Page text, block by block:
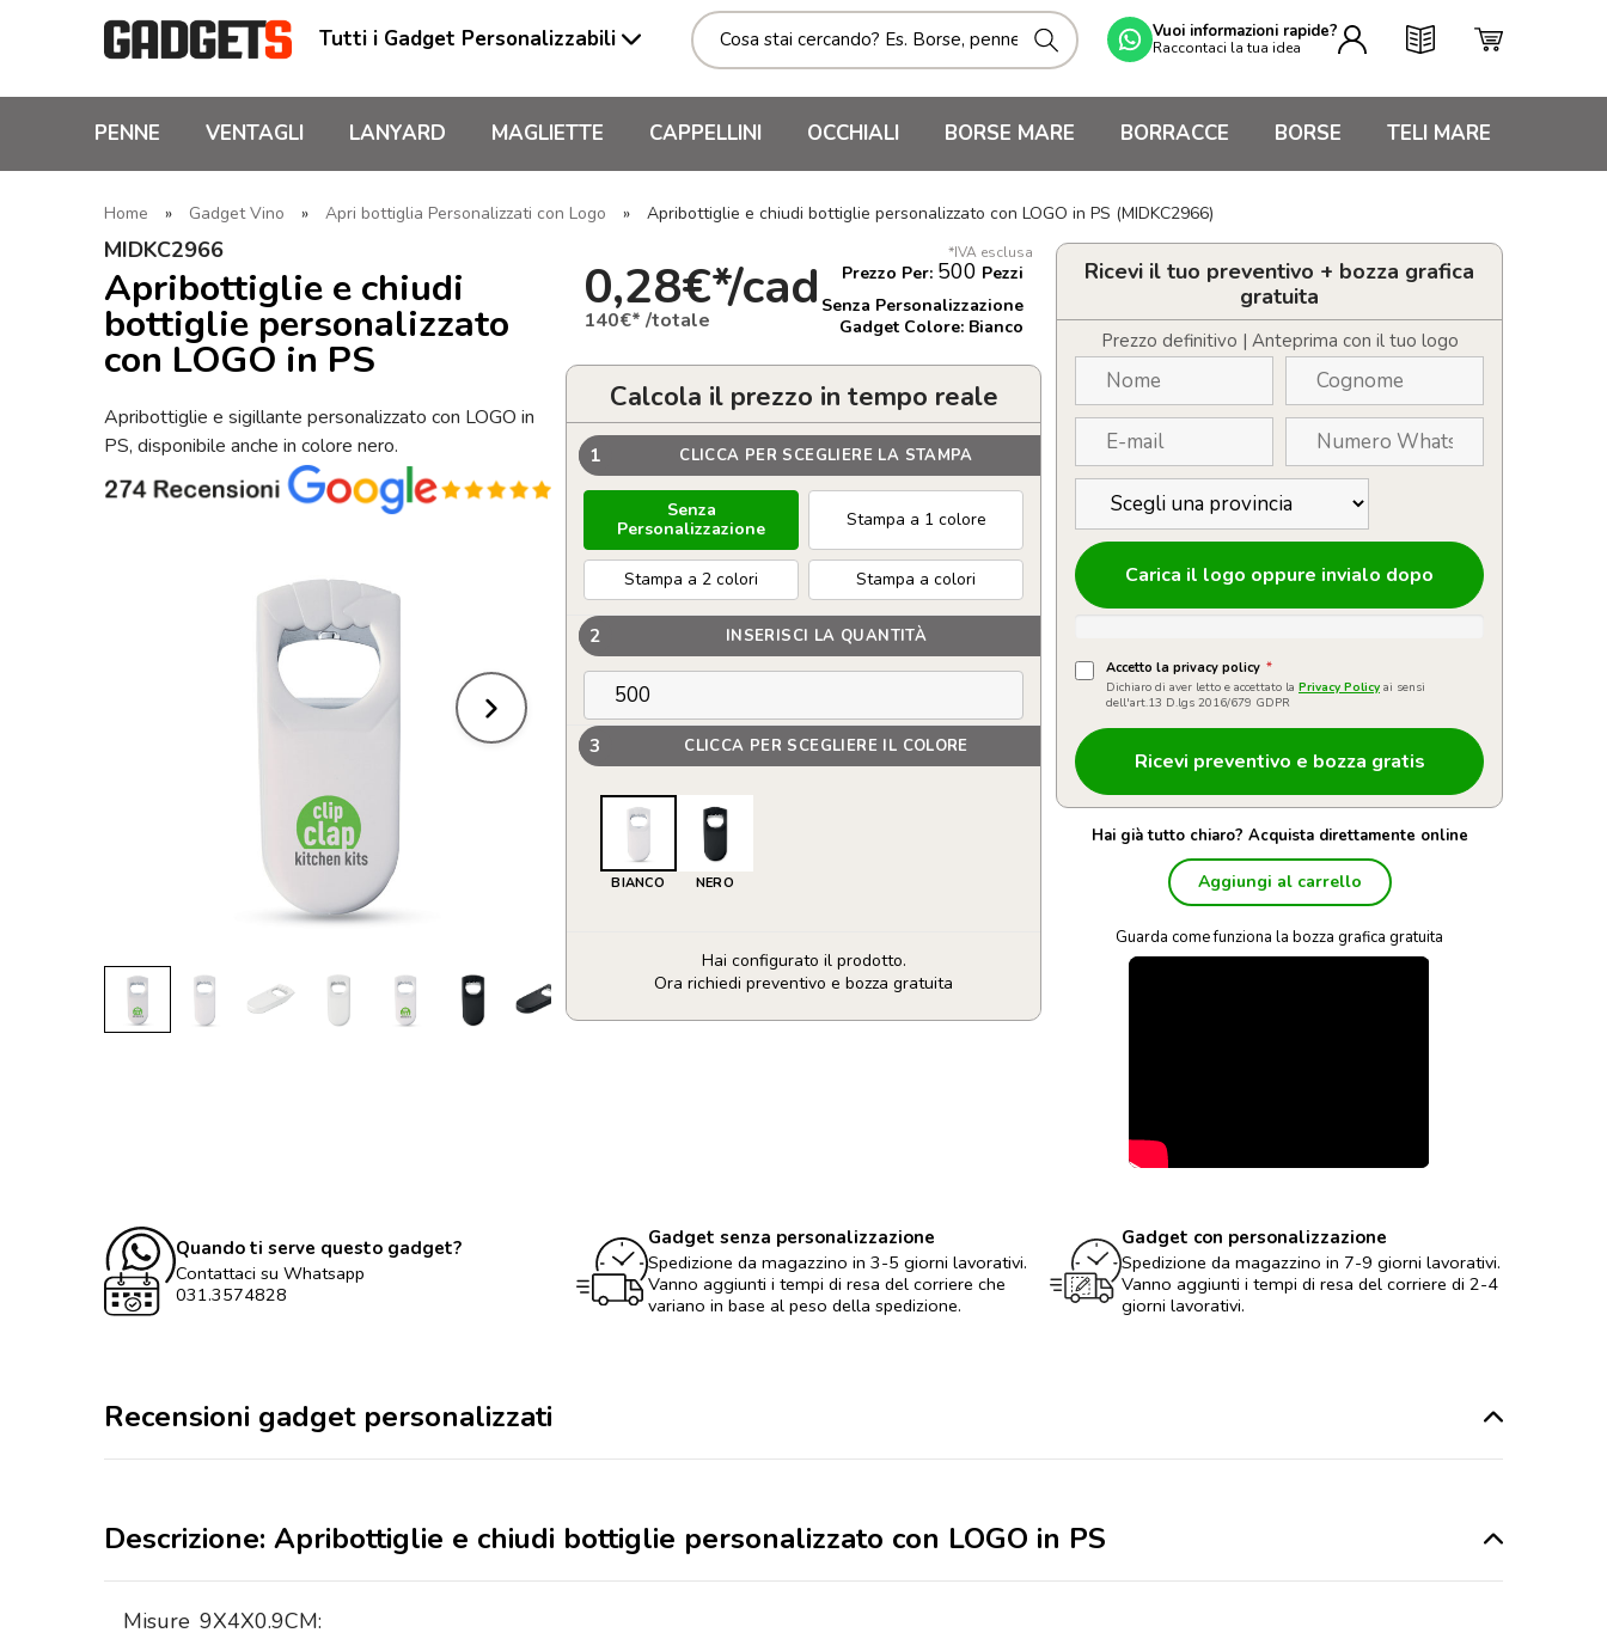
Tutti i Gadget Personalizzabili Vuoi informazioni rapide?
Raccontaci la tua idea
PENNE VENTAGLI LANYARD MAGLIETTE CAPPELLINI OCCHIALI BORSE MARE BORRACCE BORSE TELI MARE
Home » Gadget Vino » Apri bottiglia Personalizzati con Logo » Apribottiglie e chiudi bottiglie personalizzato con LOGO in PS (MIDKC2966)
MIDKC2966
Apribottiglie e chiudi
bottiglie personalizzato
con LOGO in PS
Apribottiglie e sigillante personalizzato con LOGO in
PS, disponibile anche in colore nero.
*IVA esclusa
0,28€*/cad
140€* /totale
Prezzo Per: 500 Pezzi
Senza Personalizzazione
Gadget Colore: Bianco
Calcola il prezzo in tempo reale
1 CLICCA PER SCEGLIERE LA STAMPA
Senza
Personalizzazione
Stampa a 1 colore
Stampa a 2 colori Stampa a colori
2 INSERISCI LA QUANTITÀ
3 CLICCA PER SCEGLIERE IL COLORE
BIANCO NERO
Hai configurato il prodotto.
Ora richiedi preventivo e bozza gratuita
Apribottiglie
Ricevi il tuo preventivo + bozza grafica
gratuita
Prezzo definitivo | Anteprima con il tuo logo
Carica il logo oppure invialo dopo
Accetto la privacy policy *
Dichiaro di aver letto e accettato la Privacy Policy ai sensi
dell'art.13 D.lgs 2016/679 GDPR
Hai già tutto chiaro? Acquista direttamente online
Aggiungi al carrello
Guarda come funziona la bozza grafica gratuita
Quando ti serve questo gadget?
Contattaci su Whatsapp
031.3574828
Gadget senza personalizzazione
Spedizione da magazzino in 3-5 giorni lavorativi.
Vanno aggiunti i tempi di resa del corriere che
variano in base al peso della spedizione.
Gadget con personalizzazione
Spedizione da magazzino in 7-9 giorni lavorativi.
Vanno aggiunti i tempi di resa del corriere di 2-4
giorni lavorativi.
Recensioni gadget personalizzati
Descrizione: Apribottiglie e chiudi bottiglie personalizzato con LOGO in PS
Misure 9X4X0.9CM: